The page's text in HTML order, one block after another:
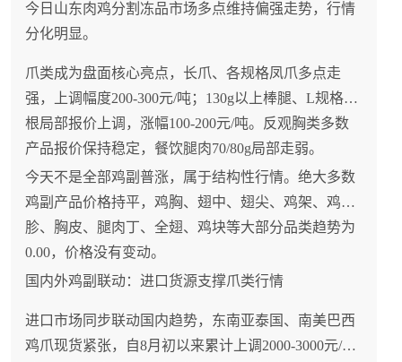
今日山东肉鸡分割冻品市场多点维持偏强走势，行情
分化明显。
爪类成为盘面核心亮点，长爪、各规格凤爪多点走
强，上调幅度200-300元/吨；130g以上棒腿、L规格翅
根局部报价上调，涨幅100-200元/吨。反观胸类多数
产品报价保持稳定，餐饮腿肉70/80g局部走弱。
今天不是全部鸡副普涨，属于结构性行情。绝大多数
鸡副产品价格持平，鸡胸、翅中、翅尖、鸡架、鸡
胗、胸皮、腿肉丁、全翅、鸡块等大部分品类趋势为
0.00，价格没有变动。
国内外鸡副联动：进口货源支撑爪类行情
进口市场同步联动国内趋势，东南亚泰国、南美巴西
鸡爪现货紧张，自8月初以来累计上调2000-3000元/